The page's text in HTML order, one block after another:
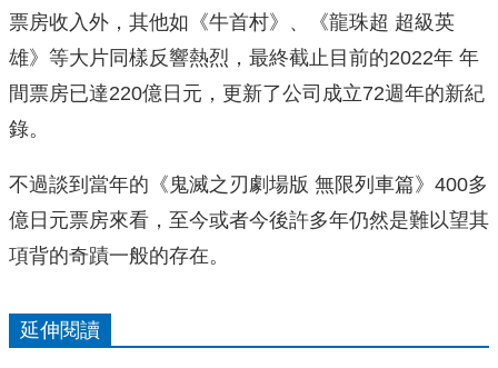
票房收入外，其他如《牛首村》、《龍珠超 超級英
雄》等大片同樣反響熱烈，最終截止目前的2022年 年
間票房已達220億日元，更新了公司成立72週年的新紀
錄。
不過談到當年的《鬼滅之刃劇場版 無限列車篇》400多
億日元票房來看，至今或者今後許多年仍然是難以望其
項背的奇蹟一般的存在。
延伸閱讀